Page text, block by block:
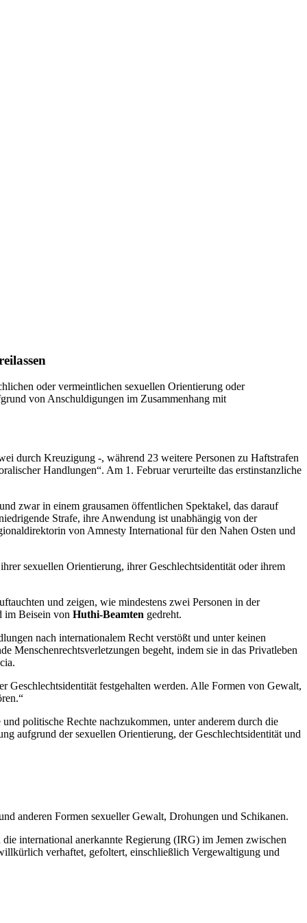
oder vermeintlichen sexuellen Orientierung oder
von Anschuldigungen im Zusammenhang mit
durch Kreuzigung -, während 23 weitere Personen zu Haftstrafen
Handlungen“. Am 1. Februar verurteilte das erstinstanzliche
zwar in einem grausamen öffentlichen Spektakel, das darauf
Strafe, ihre Anwendung ist unabhängig von der
von Amnesty International für den Nahen Osten und
sexuellen Orientierung, ihrer Geschlechtsidentität oder ihrem
und zeigen, wie mindestens zwei Personen in der
im Beisein von Huthi-Beamten gedreht.
nach internationalem Recht verstößt und unter keinen
Menschenrechtsverletzungen begeht, indem sie in das Privatleben
Geschlechtsidentität festgehalten werden. Alle Formen von Gewalt,
politische Rechte nachzukommen, unter anderem durch die
aufgrund der sexuellen Orientierung, der Geschlechtsidentität und
anderen Formen sexueller Gewalt, Drohungen und Schikanen.
international anerkannte Regierung (IRG) im Jemen zwischen
verhaftet, gefoltert, einschließlich Vergewaltigung und